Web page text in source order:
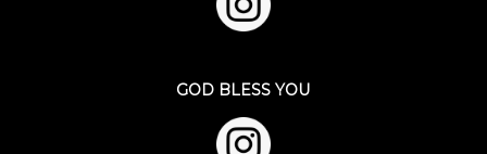
GOD BLESS YOU